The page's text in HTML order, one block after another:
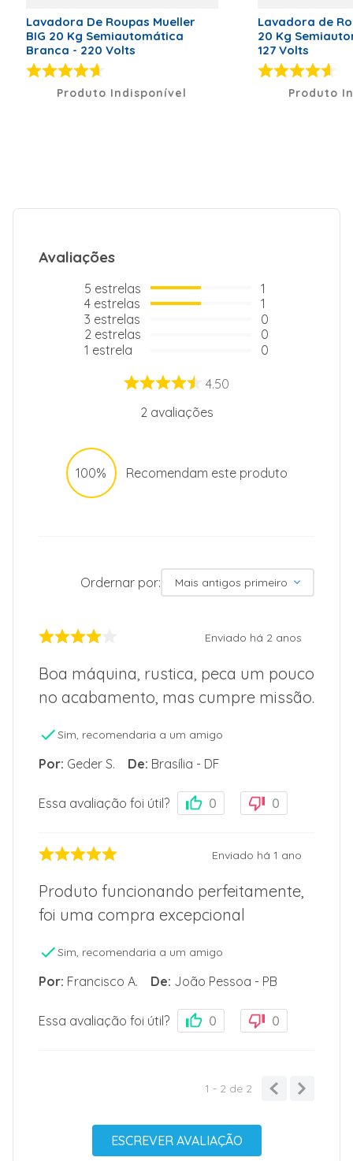
Marca
PLR10B
Classificação Energética
Certificação do Inmetro
3844-09-07
Lavadora De Roupas Mueller
BIG 20 Kg Semiautomática
Branca - 220 Volts
Produto Indisponível
Lavadora de
20 Kg
127 Volts
Produto
Avaliações
5 estrelas
4 estrelas
3 estrelas
2 estrelas
1 estrela
1
1
0
0
0
4.50
2 avaliações
100% Recomendam este produto
Ordernar por: Mais antigos primeiro
Enviado há 2 anos
Boa máquina, rustica, peca um pouco
no acabamento, mas cumpre missão.
Sim, recomendaria a um amigo
Por: Geder S. De: Brasília - DF
Essa avaliação foi útil? 0 0
Enviado há 1 ano
Produto funcionando perfeitamente,
foi uma compra excepcional
Sim, recomendaria a um amigo
Por: Francisco A. De: João Pessoa - PB
Essa avaliação foi útil? 0 0
1 - 2 de 2
ESCREVER AVALIAÇÃO